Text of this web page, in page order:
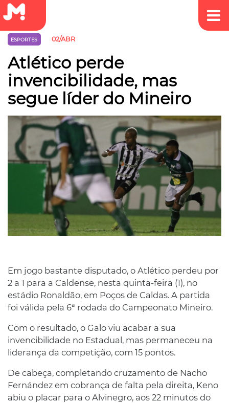
ESPORTES 02/ABR
Atlético perde
invencibilidade, mas
segue líder do Mineiro
Em jogo bastante disputado, o Atlético perdeu por
2 a 1 para a Caldense, nesta quinta-feira (1), no
estádio Ronaldão, em Poços de Caldas. A partida
foi válida pela 6ª rodada do Campeonato Mineiro.
Com o resultado, o Galo viu acabar a sua
invencibilidade no Estadual, mas permaneceu na
liderança da competição, com 15 pontos.
De cabeça, completando cruzamento de Nacho
Fernández em cobrança de falta pela direita, Keno
abiu o placar para o Alvinegro, aos 22 minutos do